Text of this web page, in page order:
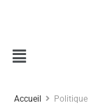
Accueil Politique